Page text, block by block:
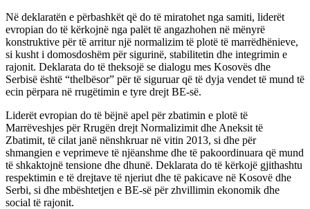
Në deklaratën e përbashkët që do të miratohet nga samiti, liderët
evropian do të kërkojnë nga palët të angazhohen në mënyrë
konstruktive për të arritur një normalizim të plotë të marrëdhënieve,
si kusht i domosdoshëm për sigurinë, stabilitetin dhe integrimin e
rajonit. Deklarata do të theksojë se dialogu mes Kosovës dhe
Serbisë është “thelbësor” për të siguruar që të dyja vendet të mund të
ecin përpara në rrugëtimin e tyre drejt BE-së.
Liderët evropian do të bëjnë apel për zbatimin e plotë të
Marrëveshjes për Rrugën drejt Normalizimit dhe Aneksit të
Zbatimit, të cilat janë nënshkruar në vitin 2013, si dhe për
shmangien e veprimeve të njëanshme dhe të pakoordinuara që mund
të shkaktojnë tensione dhe dhunë. Deklarata do të kërkojë gjithashtu
respektimin e të drejtave të njeriut dhe të pakicave në Kosovë dhe
Serbi, si dhe mbështetjen e BE-së për zhvillimin ekonomik dhe
social të rajonit.